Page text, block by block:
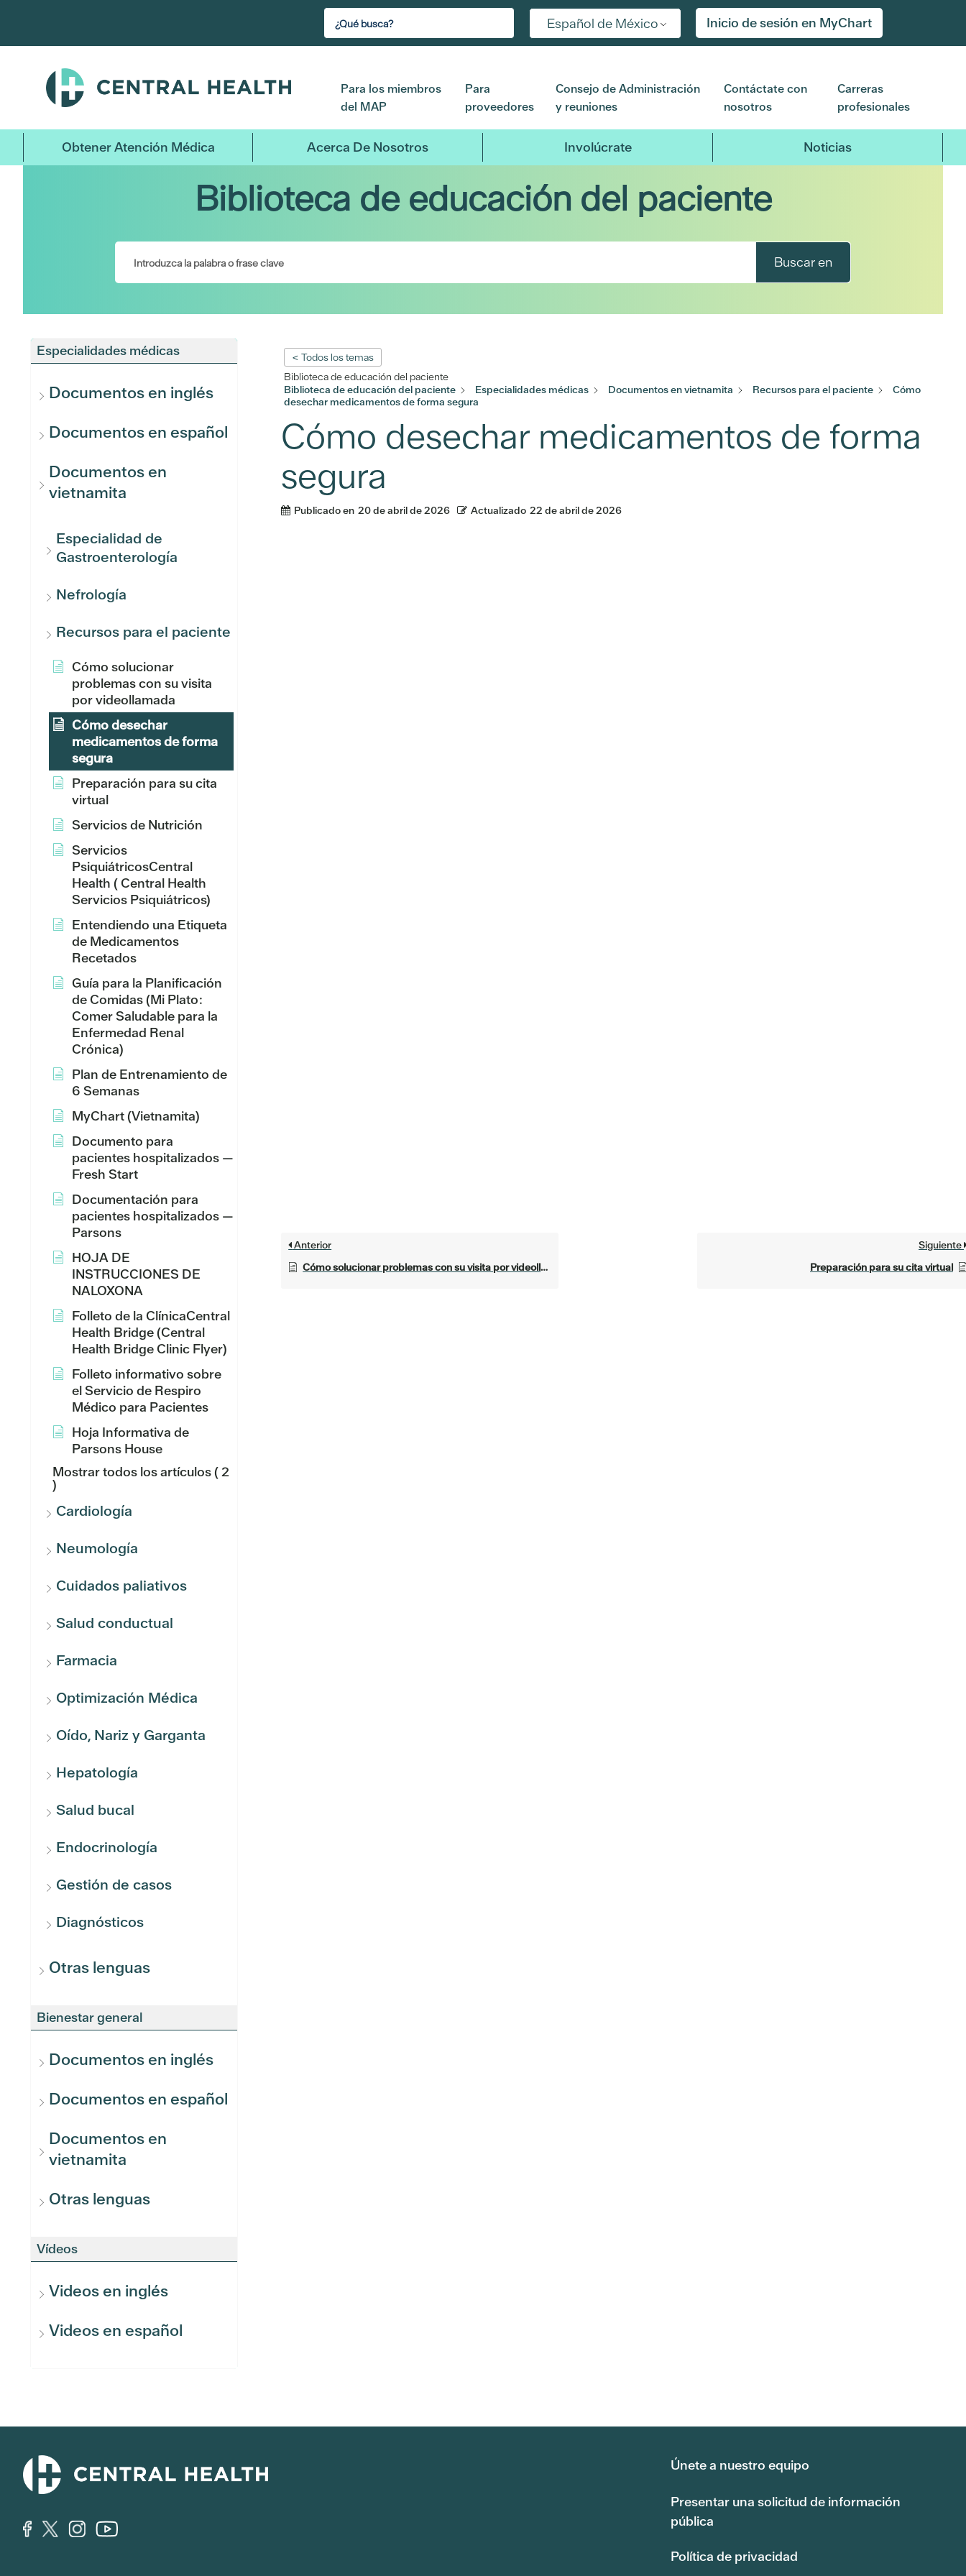
contenido
Español de México Inicio de sesión en MyChart
Para los miembros
del MAP
Para
proveedores
Consejo de Administración
y reuniones
Contáctate con
nosotros
Carreras
profesionales
Obtener Atención Médica Acerca De Nosotros Involúcrate Noticias
Biblioteca de educación del paciente
Buscar en
Especialidades médicas
Documentos en inglés
Documentos en español
Documentos en
vietnamita
Especialidad de
Gastroenterología
Nefrología
Recursos para el paciente
Cómo solucionar
problemas con su visita
por videollamada
Cómo desechar
medicamentos de forma
segura
Preparación para su cita
virtual
Servicios de Nutrición
Servicios
PsiquiátricosCentral
Health ( Central Health
Servicios Psiquiátricos)
Entendiendo una Etiqueta
de Medicamentos
Recetados
Guía para la Planificación
de Comidas (Mi Plato:
Comer Saludable para la
Enfermedad Renal
Crónica)
Plan de Entrenamiento de
6 Semanas
MyChart (Vietnamita)
Documento para
pacientes hospitalizados —
Fresh Start
Documentación para
pacientes hospitalizados —
Parsons
HOJA DE
INSTRUCCIONES DE
NALOXONA
Folleto de la ClínicaCentral
Health Bridge (Central
Health Bridge Clinic Flyer)
Folleto informativo sobre
el Servicio de Respiro
Médico para Pacientes
Hoja Informativa de
Parsons House
Mostrar todos los artículos( 2
)
Cardiología
Neumología
Cuidados paliativos
Salud conductual
Farmacia
Optimización Médica
Oído, Nariz y Garganta
Hepatología
Salud bucal
Endocrinología
Gestión de casos
Diagnósticos
Otras lenguas
Bienestar general
Documentos en inglés
Documentos en español
Documentos en
vietnamita
Otras lenguas
Vídeos
Videos en inglés
Videos en español
< Todos los temas
Biblioteca de educación del paciente
Biblioteca de educación del paciente
Especialidades médicas Documentos en vietnamita Recursos para el paciente
Cómo
desechar medicamentos de forma segura
Cómo desechar medicamentos de forma
segura
Publicado en 20 de abril de 2026 Actualizado 22 de abril de 2026
Anterior
Cómo solucionar problemas con su visita por videollamada
Siguiente
Preparación para su cita virtual
Únete a nuestro equipo
Presentar una solicitud de información
pública
Política de privacidad